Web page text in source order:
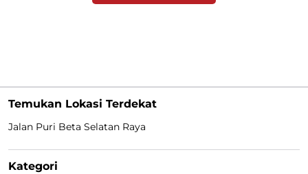
Temukan Lokasi Terdekat
Jalan Puri Beta Selatan Raya
Kategori